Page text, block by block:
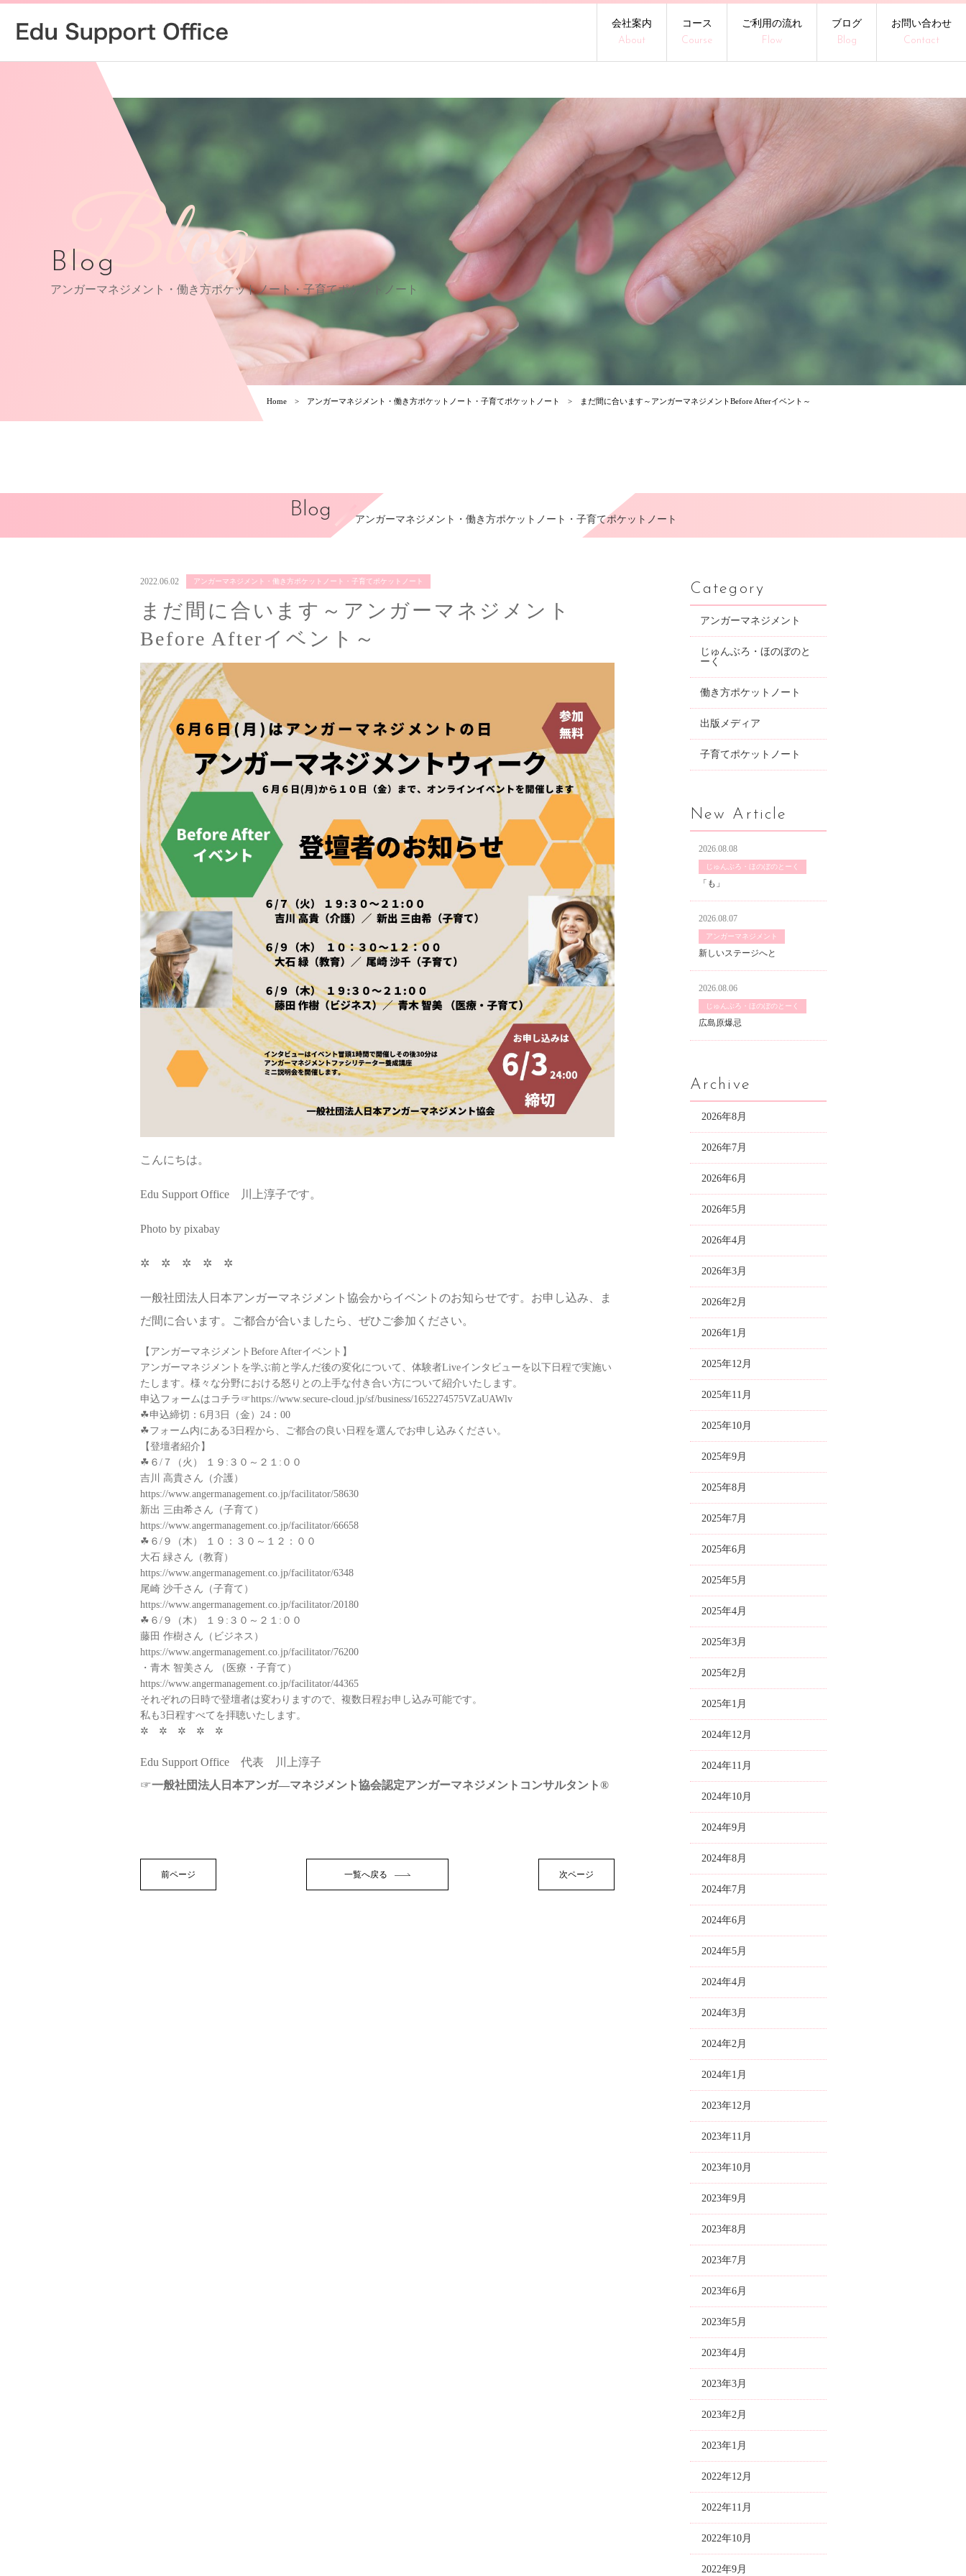
会社案内
About
コース
Course
ご利用の流れ
Flow
ブログ
Blog
お問い合わせ
Contact
Blog
Blog
アンガーマネジメント・働き方ポケットノート・子育てポケットノート
Home アンガーマネジメント ・ 働き方ポケットノート ・ 子育てポケットノート まだ間に合います～アンガーマネジメントBefore Afterイベント～
Blog アンガーマネジメント・働き方ポケットノート・子育てポケットノート
2022.06.02 アンガーマネジメント・働き方ポケットノート・子育てポケットノート
まだ間に合います～アンガーマネジメント
Before Afterイベント～
こんにちは。
Edu Support Office 川上淳子です。
Photo by pixabay
✲ ✲ ✲ ✲ ✲
一般社団法人日本アンガーマネジメント協会からイベントのお知らせです。お申し込み、ま
だ間に合います。ご都合が合いましたら、ぜひご参加ください。
【アンガーマネジメントBefore Afterイベント】
アンガーマネジメントを学ぶ前と学んだ後の変化について、体験者Liveインタビューを以下日程で実施い
たします。様々な分野における怒りとの上手な付き合い方について紹介いたします。
申込フォームはコチラ☞https://www.secure-cloud.jp/sf/business/1652274575VZaUAWlv
☘申込締切：6月3日（金）24：00
☘フォーム内にある3日程から、ご都合の良い日程を選んでお申し込みください。
【登壇者紹介】
☘６/７（火） １９:３０～２１:００
吉川 高貴さん（介護）
https://www.angermanagement.co.jp/facilitator/58630
新出 三由希さん（子育て）
https://www.angermanagement.co.jp/facilitator/66658
☘６/９（木） １０：３０～１２：００
大石 緑さん（教育）
https://www.angermanagement.co.jp/facilitator/6348
尾崎 沙千さん（子育て）
https://www.angermanagement.co.jp/facilitator/20180
☘６/９（木） １９:３０～２１:００
藤田 作樹さん（ビジネス）
https://www.angermanagement.co.jp/facilitator/76200
・青木 智美さん （医療・子育て）
https://www.angermanagement.co.jp/facilitator/44365
それぞれの日時で登壇者は変わりますので、複数日程お申し込み可能です。
私も3日程すべてを拝聴いたします。
✲ ✲ ✲ ✲ ✲
Edu Support Office 代表 川上淳子
☞一般社団法人日本アンガ―マネジメント協会認定アンガーマネジメントコンサルタント®
前ページ 一覧へ戻る 次ページ
Category
アンガーマネジメント
じゅんぶろ・ほのぼのと
ーく
働き方ポケットノート
出版メディア
子育てポケットノート
New Article
2026.08.08
じゅんぶろ・ほのぼのとーく
「も」
2026.08.07
アンガーマネジメント
新しいステージへと
2026.08.06
じゅんぶろ・ほのぼのとーく
広島原爆忌
Archive
2026年8月
2026年7月
2026年6月
2026年5月
2026年4月
2026年3月
2026年2月
2026年1月
2025年12月
2025年11月
2025年10月
2025年9月
2025年8月
2025年7月
2025年6月
2025年5月
2025年4月
2025年3月
2025年2月
2025年1月
2024年12月
2024年11月
2024年10月
2024年9月
2024年8月
2024年7月
2024年6月
2024年5月
2024年4月
2024年3月
2024年2月
2024年1月
2023年12月
2023年11月
2023年10月
2023年9月
2023年8月
2023年7月
2023年6月
2023年5月
2023年4月
2023年3月
2023年2月
2023年1月
2022年12月
2022年11月
2022年10月
2022年9月